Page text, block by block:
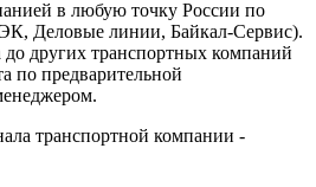
в любую точку России по
Деловые линии, Байкал-Сервис).
других транспортных компаний
по предварительной
транспортной компании -